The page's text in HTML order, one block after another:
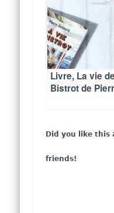
Livre, La vie de
Bistrot de
Did you like this
friends!